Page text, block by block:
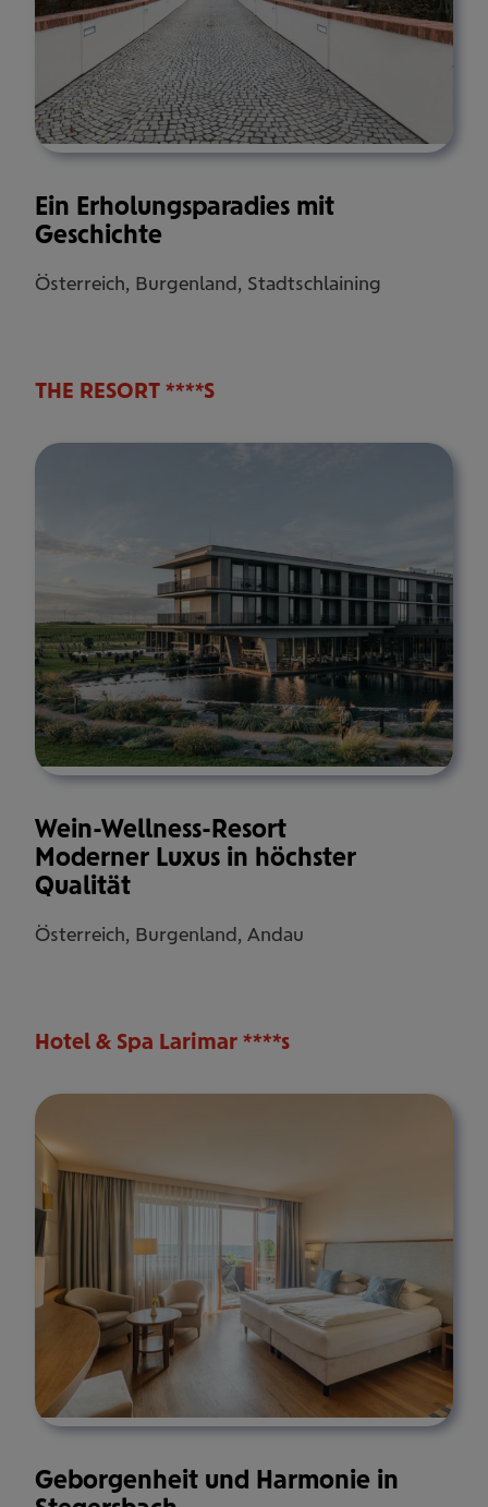
Ein Erholungsparadies mit
Geschichte
Österreich, Burgenland, Stadtschlaining
THE RESORT ****S
Wein-Wellness-Resort
Moderner Luxus in höchster
Qualität
Österreich, Burgenland, Andau
Hotel & Spa Larimar ****s
Geborgenheit und Harmonie in